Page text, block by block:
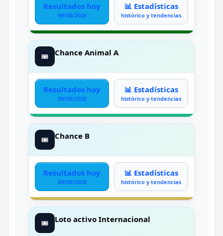
Resultados hoy
09/08/2026
📊 Estadísticas
histórico y tendencias
🎟️ Chance Animal A
Resultados hoy
09/08/2026
📊 Estadísticas
histórico y tendencias
🎟️ Chance B
Resultados hoy
09/08/2026
📊 Estadísticas
histórico y tendencias
🎟️ Loto activo Internacional